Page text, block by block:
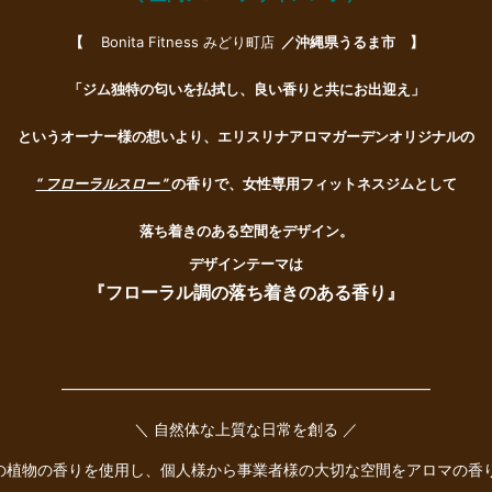
【 Bonita Fitness みどり町店 ／沖縄県うるま市 】
「ジム独特の匂いを払拭し、良い香りと共にお出迎え 」
というオーナー様の想いより、エリスリナアロマガーデンオリジナルの
“ フローラルスロー ”の香りで、女性専用フィットネスジムとして
落ち着きのある空間をデザイン。
デザインテーマは
『フローラル調の落ち着きのある香り』
――――――――――――――――――――――――
＼ 自然体な上質な日常を創る ／
物の香りを使用し、個人様から事業者様の大切な空間をアロマの香